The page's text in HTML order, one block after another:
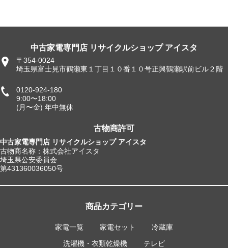
中古家電専門店 リサイクルショップ アイスタ
〒354-0024
埼玉県富士見市鶴瀬東１丁目１０番１０号正興鶴瀬駅前ビル２階
0120-924-180
9:00〜18:00
(月〜金) 年中無休
古物商許可
中古家電専門店 リサイクルショップ アイスタ
古物商名称：株式会社アイスタ
埼玉県公安委員会
第431360036050号
商品カテゴリー
家電一覧 家電セット
冷蔵庫
洗濯機・衣類乾燥機
テレビ